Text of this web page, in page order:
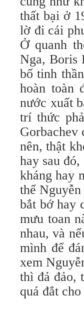
thất bại ở
lờ đi cái
Ở quanh
Nga, Boris
bố tinh
hoàn toàn
nước xuất
trí thức
Gorbachev
nên, thật
hay sau
kháng hay
thể
bắt bớ hay
mưu toan
nhau, và
mình để
xem
thì đả đảo,
quá đắt